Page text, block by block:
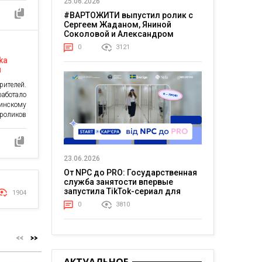
лет на
году
и
1904
#ВАРТОЖИТИ выпустил ролик с
Сергеем Жаданом, Яниной
Соколовой и Александром
Тереном о жизни в постоянном
напряжении
0 3121
23.06.2026
От NPC до PRO: Государственная
служба занятости впервые
запустила TikTok-сериал для
молодежи
0 3810